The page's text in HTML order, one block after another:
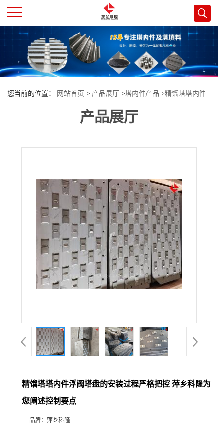
公
司
产
品
展
厅
您当前的位置： 网站首页 > 产品展厅 >塔内件产品 >精馏塔塔内件
浮阀塔盘的安装过程严格把控 萍乡科隆为您阐述控制要点
产品展厅
精馏塔塔内件浮阀塔盘的安装过程严格把控 萍乡科隆为
您阐述控制要点
品牌： 萍乡科隆